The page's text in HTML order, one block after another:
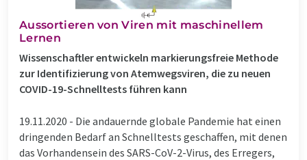
Aussortieren von Viren mit maschinellem
Lernen
Wissenschaftler entwickeln markierungsfreie Methode
zur Identifizierung von Atemwegsviren, die zu neuen
COVID-19-Schnelltests führen kann
19.11.2020 - Die andauernde globale Pandemie hat einen
dringenden Bedarf an Schnelltests geschaffen, mit denen
das Vorhandensein des SARS-CoV-2-Virus, des Erregers,